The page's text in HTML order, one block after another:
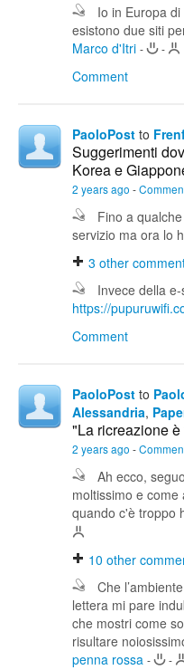
Io in Europa
esistono due siti
Marco d'Itri - -
Comment
PaoloPost to
Suggerimenti
Korea e
2 years ago -
Fino a
servizio ma ora lo
3 other
Invece della
https://
Comment
PaoloPost to
Alessandria,
"La ricreazione
2 years ago -
Ah ecco,
moltissimo e
quando c'è troppo
10 other
Che
lettera mi pare
che mostri come
risultare
penna rossa - -